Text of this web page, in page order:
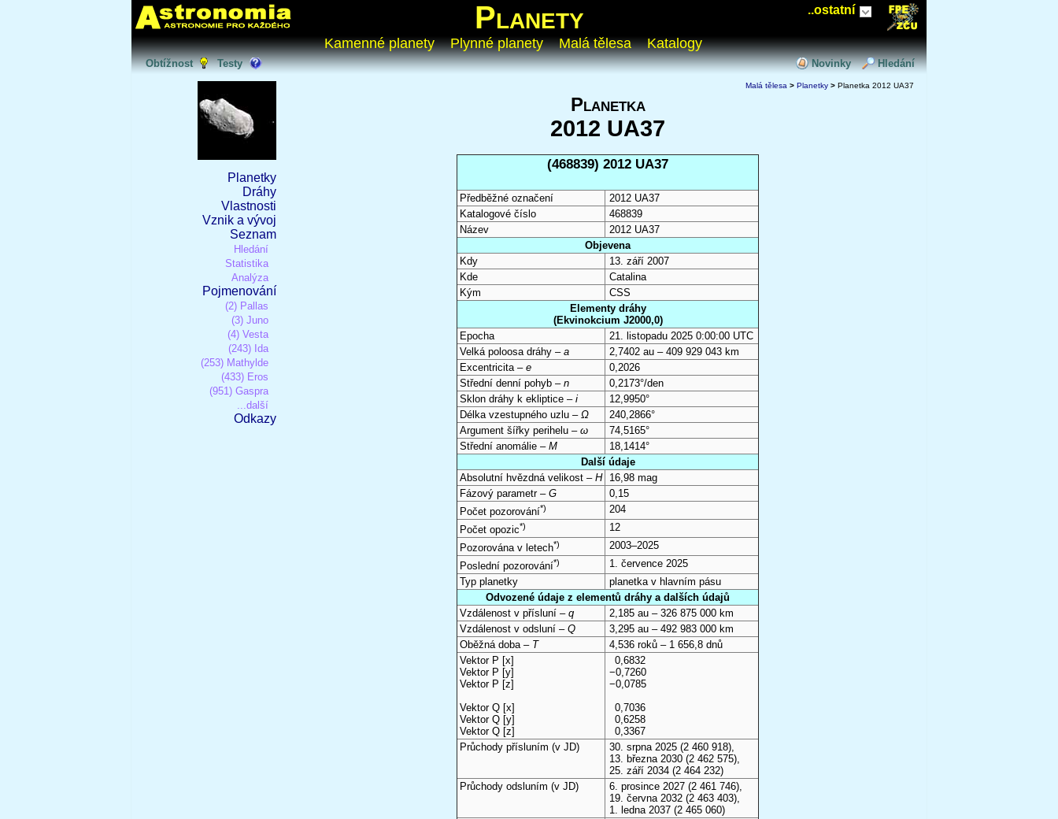
..ostatní
Planety
Kamenné planety Plynné planety Malá tělesa Katalogy
Obtížnost Testy Novinky Hledání
Planetky
Dráhy
Vlastnosti
Vznik a vývoj
Seznam
Hledání
Statistika
Analýza
Pojmenování
(2) Pallas
(3) Juno
(4) Vesta
(243) Ida
(253) Mathylde
(433) Eros
(951) Gaspra
...další
Odkazy
Malá tělesa > Planetky > Planetka 2012 UA37
Planetka
2012 UA37
(468839) 2012 UA37
Předběžné označení
2012 UA37
Katalogové číslo
468839
Název
2012 UA37
Objevena
Kdy
13. září 2007
Kde
Catalina
Kým
CSS
Elementy dráhy
(Ekvinokcium J2000,0)
Epocha
21. listopadu 2025 0:00:00 UTC
Velká poloosa dráhy – a
2,7402 au – 409 929 043 km
Excentricita – e
0,2026
Střední denní pohyb – n
0,2173°/den
Sklon dráhy k ekliptice – i
12,9950°
Délka vzestupného uzlu – Ω
240,2866°
Argument šířky perihelu – ω
74,5165°
Střední anomálie – M
18,1414°
Další údaje
Absolutní hvězdná velikost – H
16,98 mag
Fázový parametr – G
0,15
Počet pozorování*)
204
Počet opozic*)
12
Pozorována v letech*)
2003–2025
Poslední pozorování*)
1. července 2025
Typ planetky
planetka v hlavním pásu
Odvozené údaje z elementů dráhy a dalších údajů
Vzdálenost v přísluní – q
2,185 au – 326 875 000 km
Vzdálenost v odsluní – Q
3,295 au – 492 983 000 km
Oběžná doba – T
4,536 roků – 1 656,8 dnů
Vektor P [x]
Vektor P [y]
Vektor P [z]
Vektor Q [x]
Vektor Q [y]
Vektor Q [z]
0,6832
−0,7260
−0,0785
0,7036
0,6258
0,3367
Průchody přísluním (v JD) 30. srpna 2025 (2 460 918),
13. března 2030 (2 462 575),
25. září 2034 (2 464 232)
Průchody odsluním (v JD) 6. prosince 2027 (2 461 746),
19. června 2032 (2 463 403),
1. ledna 2037 (2 465 060)